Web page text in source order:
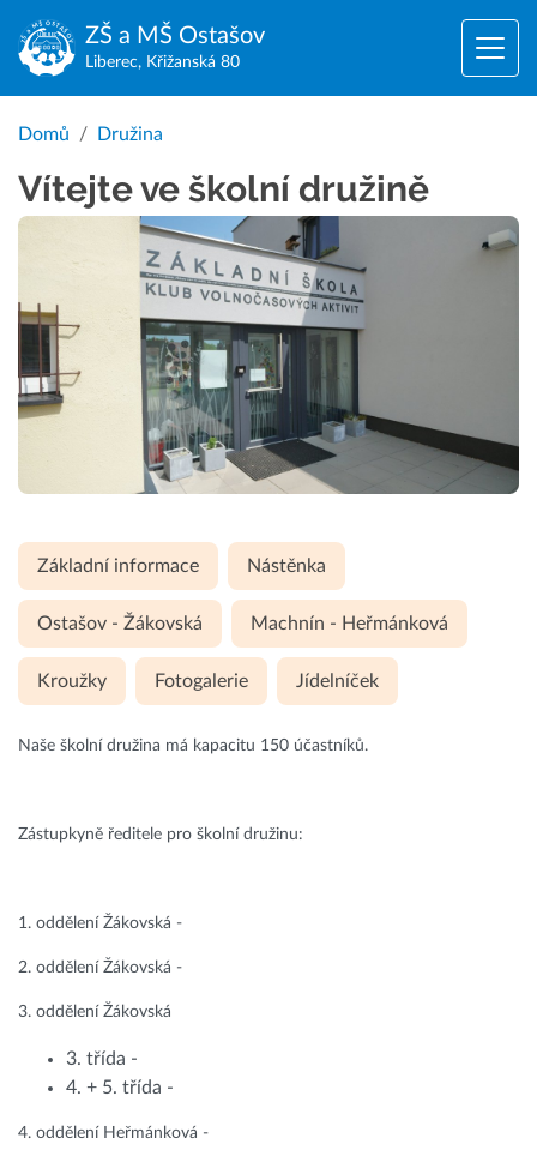
ZŠ a MŠ Ostašov
Liberec, Křižanská 80
Domů Družina
Vítejte ve školní družině
Základní informace Nástěnka
Ostašov - Žákovská Machnín - Heřmánková
Kroužky Fotogalerie Jídelníček
Naše školní družina má kapacitu 150 účastníků.
Zástupkyně ředitele pro školní družinu:
1. oddělení Žákovská -
2. oddělení Žákovská -
3. oddělení Žákovská
3. třída -
4. + 5. třída -
4. oddělení Heřmánková -